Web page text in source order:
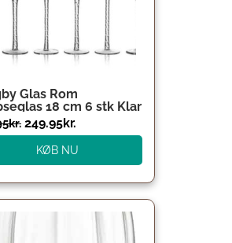
Glas Rom
18 cm 6 stk Klar
kr. 249.95kr.
KØB NU